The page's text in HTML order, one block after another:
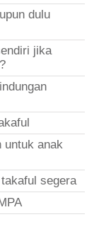
dulu
jika
untuk anak
segera